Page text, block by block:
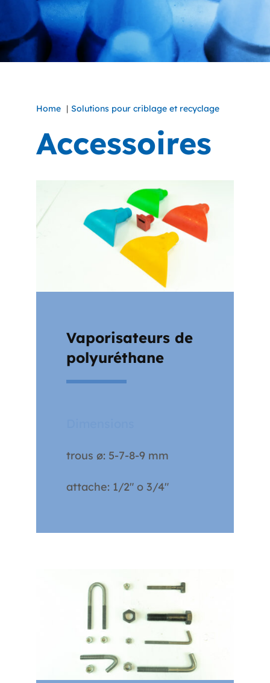
Home Solutions pour criblage et recyclage
Accessoires
Vaporisateurs de
polyuréthane
trous ø: 5-7-8-9 mm
attache: 1/2" o 3/4"